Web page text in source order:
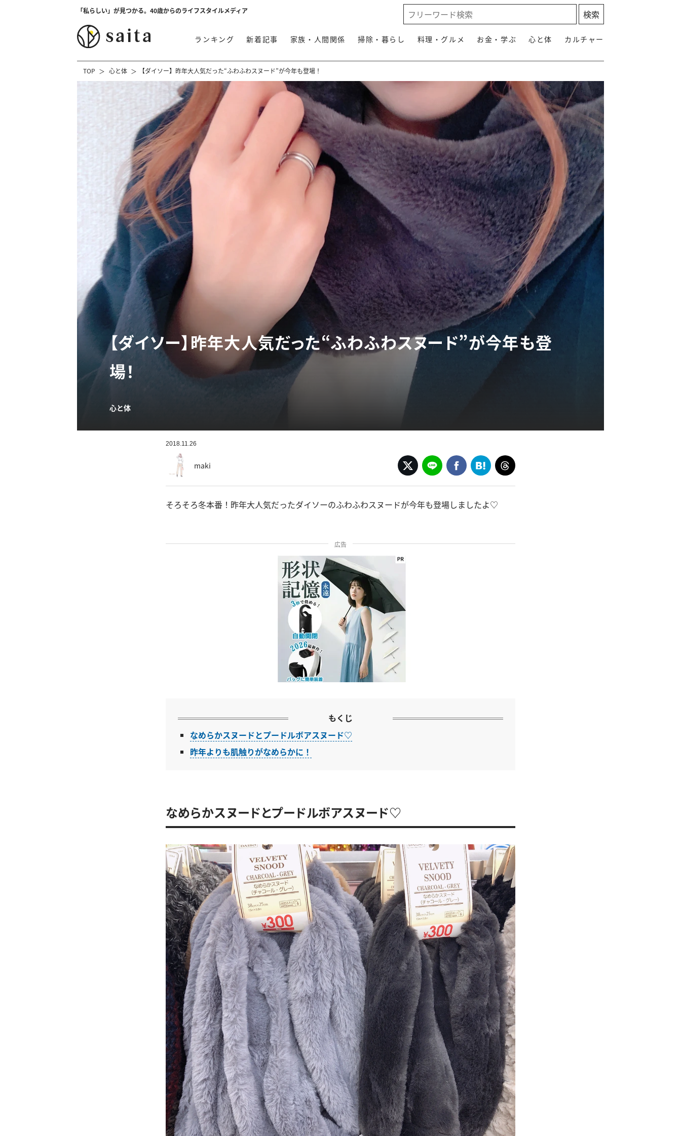
「私らしい」が見つかる。40歳からのライフスタイルメディア
ランキング 新着記事 家族・人間関係 掃除・暮らし 料理・グルメ お金・学ぶ 心と体 カルチャー
TOP 心と体 【ダイソー】昨年大人気だった“ふわふわスヌード”が今年も登場！
【ダイソー】昨年大人気だった“ふわふわスヌード”が今年も登
場！
心と体
2018.11.26
maki
そろそろ冬本番！昨年大人気だったダイソーのふわふわスヌードが今年も登場しましたよ♡
広告
もくじ
なめらかスヌードとプードルボアスヌード♡
昨年よりも肌触りがなめらかに！
なめらかスヌードとプードルボアスヌード♡